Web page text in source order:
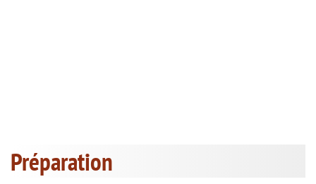
Préparation